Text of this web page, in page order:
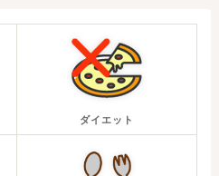
ダイエット